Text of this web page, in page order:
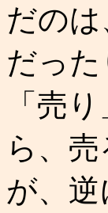
だの
だっ
「売
ら、
が、